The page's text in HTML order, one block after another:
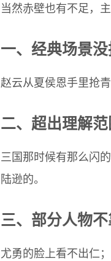
当然赤壁也有不足，主
一、经典场景没
赵云从夏侯恩手里抢
二、超出理解范
三国那时候有那么闪
陆逊的。
三、部分人物
尤勇的脸上看不出仁